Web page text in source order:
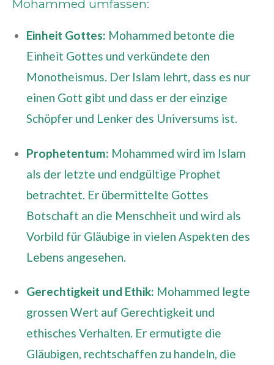
Mohammed umfassen:
Einheit Gottes: Mohammed betonte die
Einheit Gottes und verkündete den
Monotheismus. Der Islam lehrt, dass es nur
einen Gott gibt und dass er der einzige
Schöpfer und Lenker des Universums ist.
Prophetentum: Mohammed wird im Islam
als der letzte und endgültige Prophet
betrachtet. Er übermittelte Gottes
Botschaft an die Menschheit und wird als
Vorbild für Gläubige in vielen Aspekten des
Lebens angesehen.
Gerechtigkeit und Ethik: Mohammed legte
grossen Wert auf Gerechtigkeit und
ethisches Verhalten. Er ermutigte die
Gläubigen, rechtschaffen zu handeln, die